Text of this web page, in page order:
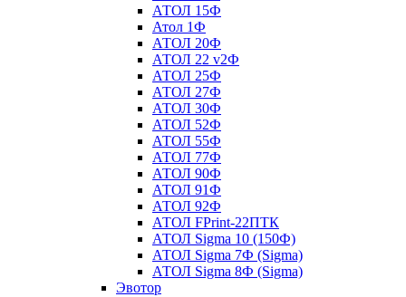
АТОЛ 15Ф
Атол 1Ф
АТОЛ 20Ф
АТОЛ 22 v2Ф
АТОЛ 25Ф
АТОЛ 27Ф
АТОЛ 30Ф
АТОЛ 52Ф
АТОЛ 55Ф
АТОЛ 77Ф
АТОЛ 90Ф
АТОЛ 91Ф
АТОЛ 92Ф
АТОЛ FPrint-22ПТК
АТОЛ Sigma 10 (150Ф)
АТОЛ Sigma 7Ф (Sigma)
АТОЛ Sigma 8Ф (Sigma)
Эвотор